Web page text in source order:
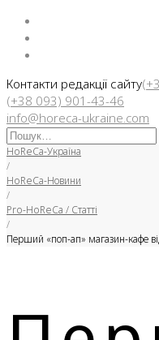
Контакти редакції сайту
(+38 093) 901-43-46
info@horeca-ukraine.com
Искать:
HoReCa-Україна
/
HoReCa-Новини
/
Pro-HoReCa / Статті
/
Перший «поп-ап» магазин-кафе